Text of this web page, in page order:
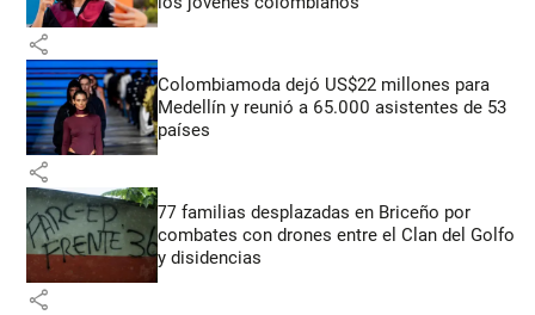
share
Colombiamoda dejó US$22 millones para
Medellín y reunió a 65.000 asistentes de 53
países
share
77 familias desplazadas en Briceño por
combates con drones entre el Clan del Golfo
y disidencias
share